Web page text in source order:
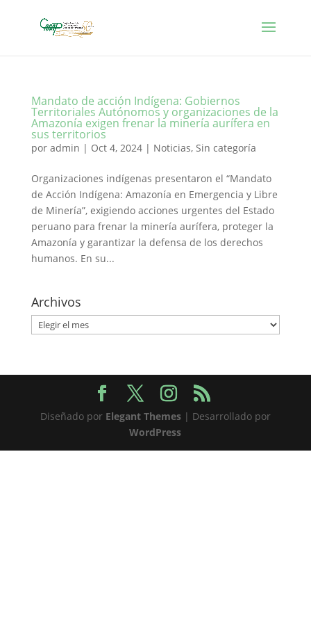
Mandato de acción Indígena: Gobiernos
Territoriales Autónomos y organizaciones de la
Amazonía exigen frenar la minería aurífera en
sus territorios
por admin | Oct 4, 2024| Noticias, Sin categoría
Organizaciones indígenas presentaron el “Mandato
de Acción Indígena: Amazonía en Emergencia y Libre
de Minería”, exigiendo acciones urgentes del Estado
peruano para frenar la minería aurífera, proteger la
Amazonía y garantizar la defensa de los derechos
humanos. En su...
Archivos
Archivos
Diseñado por Elegant Themes| Desarrollado por
WordPress